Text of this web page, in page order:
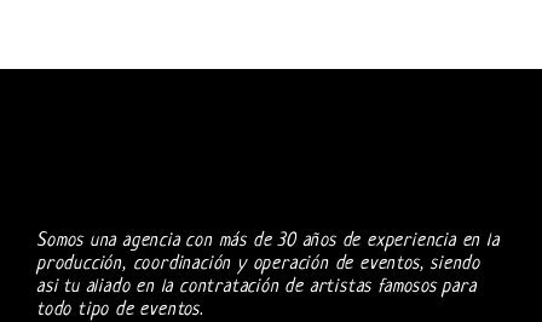
Somos una agencia con más de 30 años de experiencia en la
producción, coordinación y operación de eventos, siendo
asi tu aliado en la contratación de artistas famosos para
todo tipo de eventos.